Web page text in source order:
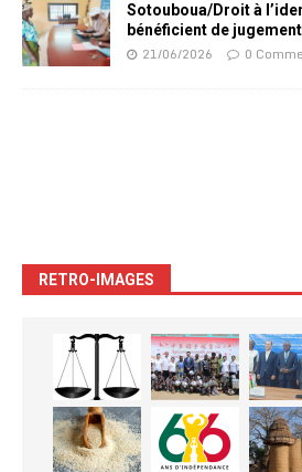
Sotouboua/Droit à
bénéficient de
21/06/2026 0
RETRO-IMAGES